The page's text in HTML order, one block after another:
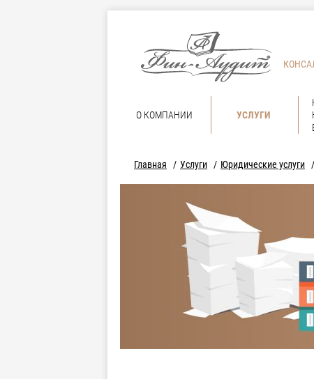
О КОМПАНИИ УСЛУГИ
Главная Услуги Юридические услуги